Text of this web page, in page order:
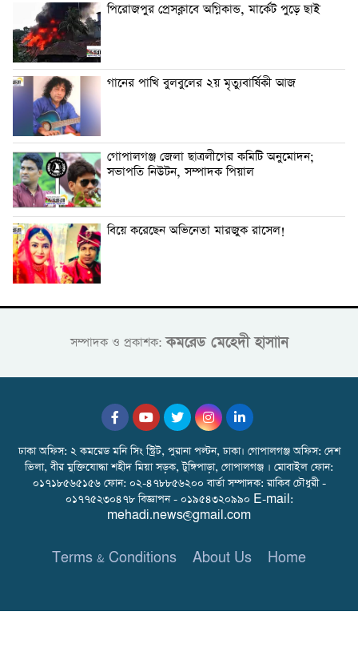
পিরোজপুর প্রেসক্লাবে অগ্নিকান্ড, মার্কেট পুড়ে ছাই
গানের পাখি বুলবুলের ২য় মৃত্যুবার্ষিকী আজ
গোপালগঞ্জ জেলা ছাত্রলীগের কমিটি অনুমোদন;
সভাপতি নিউটন, সম্পাদক পিয়াল
বিয়ে করেছেন অভিনেতা মারজুক রাসেল!
সম্পাদক ও প্রকাশক:কমরেড মেহেদী হাসাান
ঢাকা অফিস: ২ কমরেড মনি সিং স্ট্রিট, পুরানা পল্টন, ঢাকা। গোপালগঞ্জ অফিস: দেশ
ভিলা, বীর মুক্তিযোদ্ধা শহীদ মিয়া সড়ক, টুঙ্গিপাড়া, গোপালগঞ্জ । মোবাইল ফোন:
০১৭১৮৫৬৫১৫৬ ফোন: ০২-৪৭৮৮৫৬২০০ বার্তা সম্পাদক: রাকিব চৌধুরী -
০১৭৭৫২৩০৪৭৮ বিজ্ঞাপন - ০১৯৫৪৩২০৯৯০ E-mail:
mehadi.news@gmail.com
Terms & Conditions About Us Home